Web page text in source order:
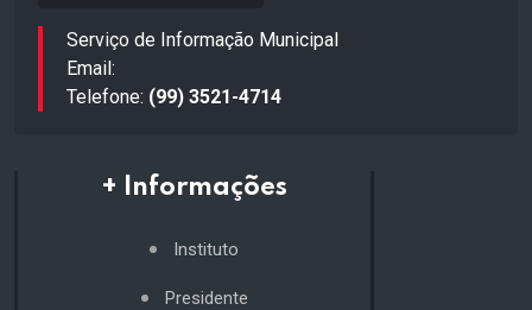
Serviço de Informação Municipal
Email:
Telefone: (99) 3521-4714
+ Informações
Instituto
Presidente